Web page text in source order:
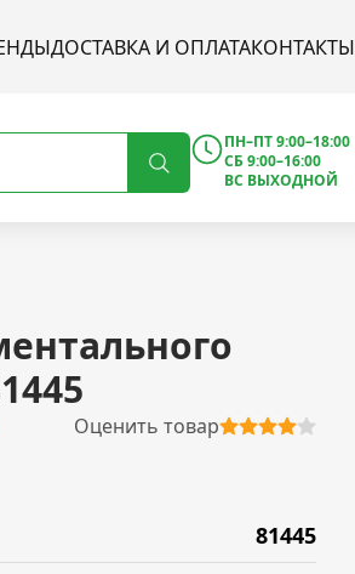
ДОСТАВКА И ОПЛАТАКОНТАКТЫ
ПН–ПТ 9:00–18:00
СБ 9:00–16:00
ВС ВЫХОДНОЙ
Оценить товар
81445